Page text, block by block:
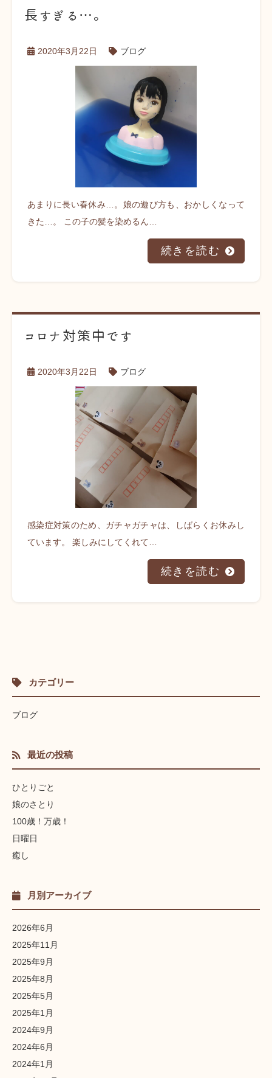
長すぎる…。
2020年3月22日 ブログ
あまりに長い春休み…。娘の遊び方も、おかしくなって
きた…。 この子の髪を染めるん…
続きを読む
コロナ対策中です
2020年3月22日 ブログ
感染症対策のため、ガチャガチャは、しばらくお休みし
ています。 楽しみにしてくれて…
続きを読む
カテゴリー
ブログ
最近の投稿
ひとりごと
娘のさとり
100歳！万歳！
日曜日
癒し
月別アーカイブ
2026年6月
2025年11月
2025年9月
2025年8月
2025年5月
2025年1月
2024年9月
2024年6月
2024年1月